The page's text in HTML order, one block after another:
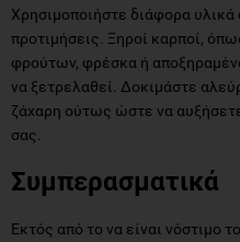
Χρησιμοποιήστε διάφορα υλικά
προτιμήσεις. Ξηροί καρποί,
φρούτων, φρέσκα ή
να ξετρελαθεί. Δοκιμάστε
ζάχαρη ούτως ώστε να
σας.
Συμπερασματικά
Εκτός από το να είναι νόστιμο